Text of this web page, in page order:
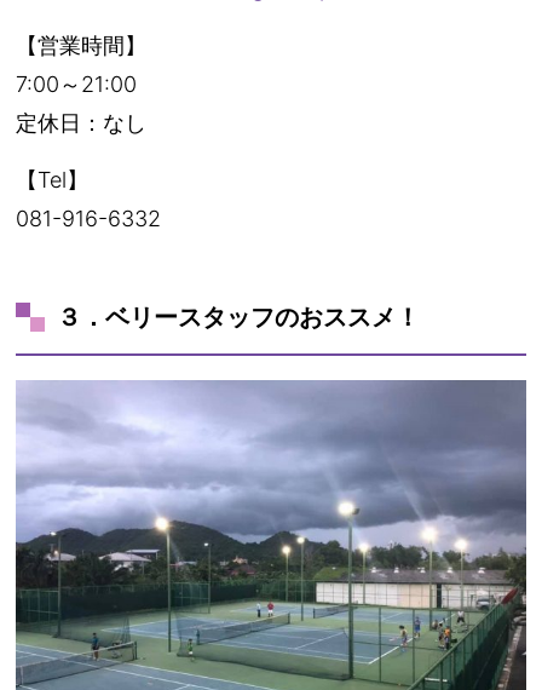
【営業時間】
7:00～21:00
定休日：なし
【Tel】
081-916-6332
３．ベリースタッフのおススメ！